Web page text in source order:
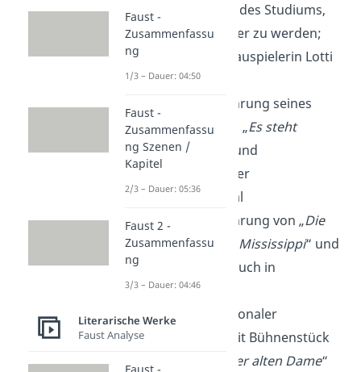
1946:
Abbruch des Studiums,
um Schriftsteller zu werden;
Heirat mit Schauspielerin Lotti
Geißler
Uraufführung seines
ersten Dramas „Es steht
geschrieben
“ und
darauffolgender
Theaterskandal
1952:
Uraufführung von „Die
Ehe des Herrn Mississippi“ und
damit Durchbruch in
Deutschland
1955
: Internationaler
Durchbruch mit Bühnenstück
Der Besuch der alten Dame“
Faust -
Zusammenfassu
ng
1/3 – Dauer: 04:50
Faust -
Zusammenfassu
ng Szenen /
Kapitel
2/3 – Dauer: 05:36
Faust 2 -
Zusammenfassu
ng
3/3 – Dauer: 04:46
Literarische Werke
Faust Analyse